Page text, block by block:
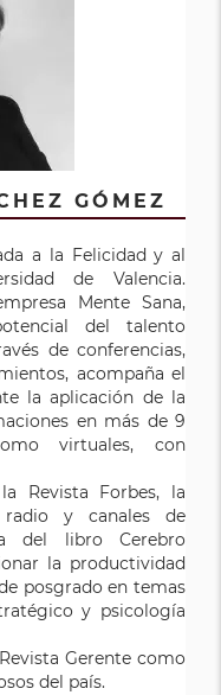
GÓMEZ
a la Felicidad y al
de Valencia.
Mente Sana,
del talento
de conferencias,
acompaña el
la aplicación de la
en más de 9
virtuales, con
Revista Forbes, la
radio y canales de
del libro Cere­bro
la productividad
posgrado en temas
y psicología
Gerente como
del país.